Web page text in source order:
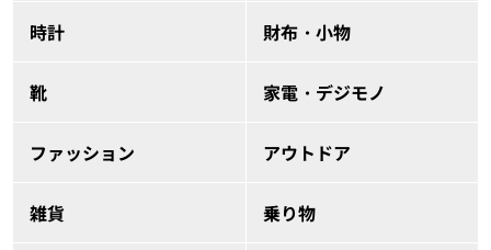
時計 財布・小物
靴 家電・デジモノ
ファッション アウトドア
雑貨 乗り物